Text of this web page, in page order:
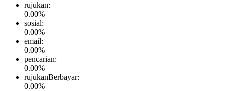
rujukan:
0.00%
sosial:
0.00%
email:
0.00%
pencarian:
0.00%
rujukanBerbayar:
0.00%